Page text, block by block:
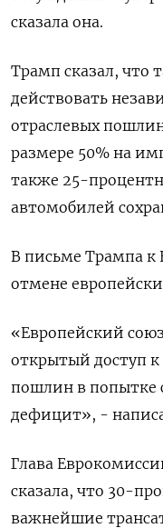
сказала она.
Трамп сказал, что
действовать
отраслевых
размере 50% на
также 25-
автомобилей
В письме Трампа к
отмене
«Европейский
открытый доступ к
пошлин в попытке
дефицит», -
Глава
сказала, что 30-
важнейшие